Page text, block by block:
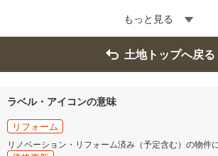
もっと見る
土地トップへ戻る
ラベル・アイコンの意味
リフォーム
リノベーション・リフォーム済み（予定含む）の物件